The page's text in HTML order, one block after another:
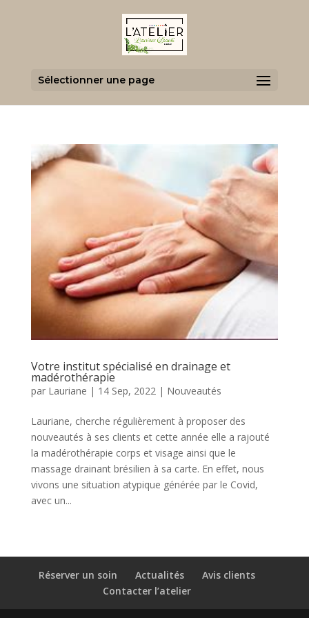
Sélectionner une page
Votre institut spécialisé en drainage et
madérothérapie
par Lauriane | 14 Sep, 2022| Nouveautés
Lauriane, cherche régulièrement à proposer des
nouveautés à ses clients et cette année elle a rajouté
la madérothérapie corps et visage ainsi que le
massage drainant brésilien à sa carte. En effet, nous
vivons une situation atypique générée par le Covid,
avec un...
Réserver un soin Actualités
Avis clients
Contacter l’atelier